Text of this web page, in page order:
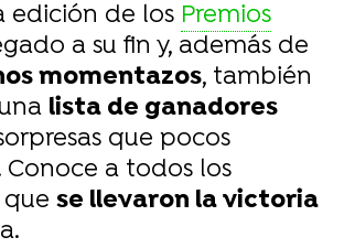
edición de los Premios
a su fin y, además de
momentazos, también
lista de ganadores
que pocos
Conoce a todos los
se llevaron la victoria